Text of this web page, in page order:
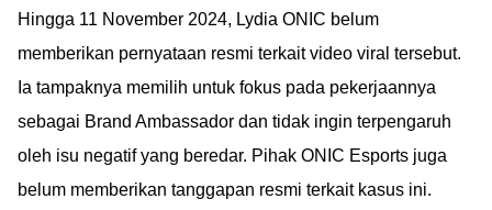
Hingga 11 November 2024, Lydia ONIC belum
memberikan pernyataan resmi terkait video viral tersebut.
Ia tampaknya memilih untuk fokus pada pekerjaannya
sebagai Brand Ambassador dan tidak ingin terpengaruh
oleh isu negatif yang beredar. Pihak ONIC Esports juga
belum memberikan tanggapan resmi terkait kasus ini.